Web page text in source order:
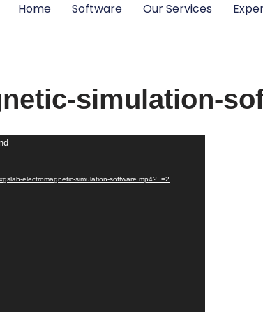
Home Software Our Services
simulation-
electromagnetic-simulation-software.mp4?_=2